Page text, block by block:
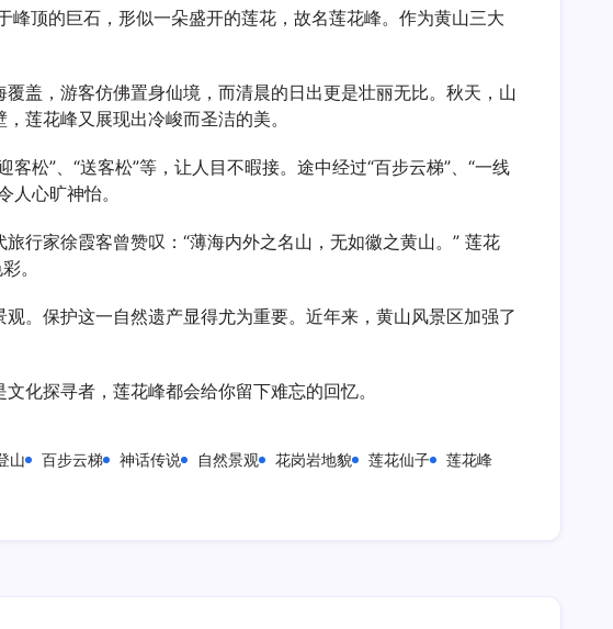
顶的巨石，形似一朵盛开的莲花，故名莲花峰。作为黄山三大
盖，游客仿佛置身仙境，而清晨的日出更是壮丽无比。秋天，山
莲花峰又展现出冷峻而圣洁的美。
松”、“送客松”等，让人目不暇接。途中经过“百步云梯”、“一线
心旷神怡。
行家徐霞客曾赞叹：“薄海内外之名山，无如徽之黄山。” 莲花
。
。保护这一自然遗产显得尤为重要。近年来，黄山风景区加强了
化探寻者，莲花峰都会给你留下难忘的回忆。
山 百步云梯 神话传说 自然景观 花岗岩地貌 莲花仙子
莲花峰